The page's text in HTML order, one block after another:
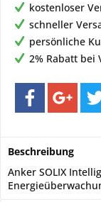
kostenloser
schneller
persönliche
2% Rabatt bei
Beschreibung
Anker SOLIX